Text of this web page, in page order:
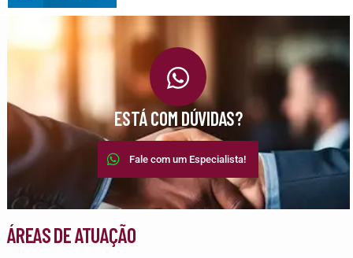
ESTÁ COM DÚVIDAS?
Fale com um Especialista!
ÁREAS DE ATUAÇÃO